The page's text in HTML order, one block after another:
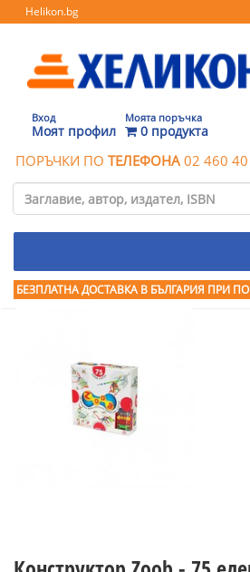
Helikon.bg
Вход
Моят профил
Моята поръчка
0 продукта
ПОРЪЧКИ ПО ТЕЛЕФОНА 02 460
БЕЗПЛАТНА ДОСТАВКА В БЪЛГАРИЯ ПРИ